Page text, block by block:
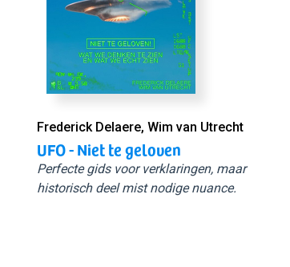
Frederick Delaere, Wim van Utrecht
UFO - Niet te geloven
Perfecte gids voor verklaringen, maar
historisch deel mist nodige nuance.